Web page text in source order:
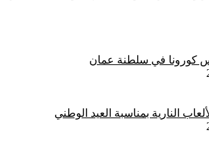
كورونا في سلطنة عمان
النارية بمناسبة العيد الوطني